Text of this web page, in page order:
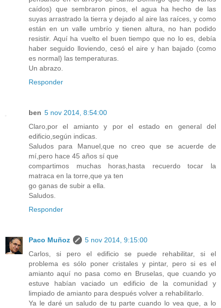
caídos) que sembraron pinos, el agua ha hecho de las
suyas arrastrado la tierra y dejado al aire las raíces, y como
están en un valle umbrío y tienen altura, no han podido
resistir. Aquí ha vuelto el buen tiempo que no lo es, debía
haber seguido lloviendo, cesó el aire y han bajado (como
es normal) las temperaturas.
Un abrazo.
Responder
ben 5 nov 2014, 8:54:00
Claro,por el amianto y por el estado en general del
edificio,según indicas.
Saludos para Manuel,que no creo que se acuerde de
mí,pero hace 45 años sí que
compartimos muchas horas,hasta recuerdo tocar la
matraca en la torre,que ya ten
go ganas de subir a ella.
Saludos.
Responder
Paco Muñoz
5 nov 2014, 9:15:00
Carlos, si pero el edificio se puede rehabilitar, si el
problema es sólo poner cristales y pintar, pero si es el
amianto aquí no pasa como en Bruselas, que cuando yo
estuve habían vaciado un edificio de la comunidad y
limpiado de amianto para después volver a rehabilitarlo.
Ya le daré un saludo de tu parte cuando lo vea que, a lo